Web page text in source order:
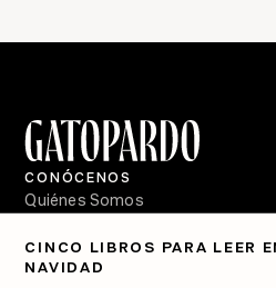
CINCO LIBROS PARA LEER
NAVIDAD
CONÓCENOS
Quiénes Somos
PÓDCASTS